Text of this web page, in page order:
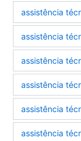
assistência
assistência
assistência
assistência
assistência
assistência